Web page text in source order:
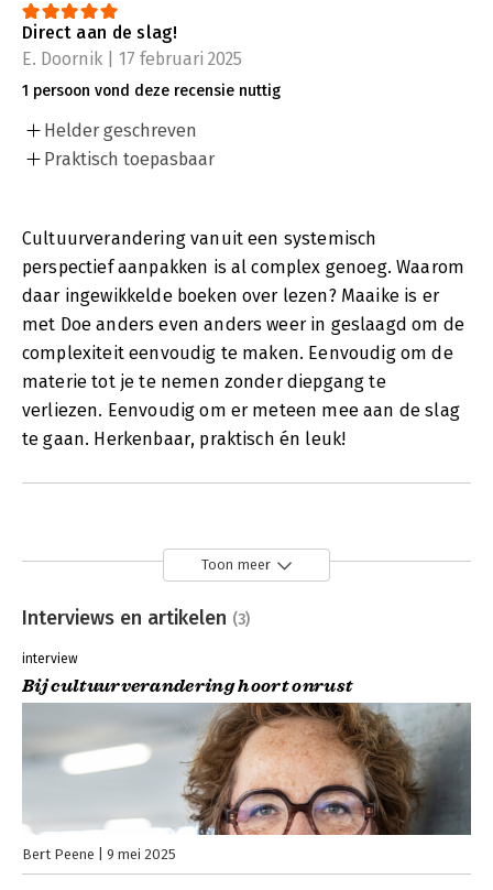
Direct aan de slag!
E. Doornik | 17 februari 2025
1 persoon vond deze recensie nuttig
Helder geschreven
Praktisch toepasbaar
Cultuurverandering vanuit een systemisch
perspectief aanpakken is al complex genoeg. Waarom
daar ingewikkelde boeken over lezen? Maaike is er
met Doe anders even anders weer in geslaagd om de
complexiteit eenvoudig te maken. Eenvoudig om de
materie tot je te nemen zonder diepgang te
verliezen. Eenvoudig om er meteen mee aan de slag
te gaan. Herkenbaar, praktisch én leuk!
Toon meer
Interviews en artikelen (3)
interview
Bij cultuurverandering hoort onrust
Bert Peene 9 mei 2025